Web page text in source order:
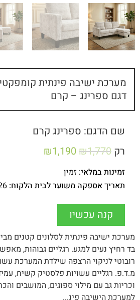
מערכת ישיבה פינתית
דגם ספרינג – קרם
שם הדגם: ספרינג קרם
רק
₪1,770
₪1,190
זמינות במלאי: זמין
תאריך אספקה משוער לבית הלקוח:
קנה עכשיו
בד רחיץ נעים למגע. רגליים גבוהות,
רובוטי לניקוי הרצפה שילדת המערכת
מ.ד.פ. רגליים עשויות פלסטיק קשיח,
וכריות גב עם מילוי ספוגים, המושבים